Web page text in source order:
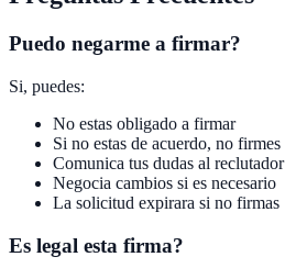
Puedo negarme a firmar?
Si, puedes:
No estas obligado a firmar
Si no estas de acuerdo, no firmes
Comunica tus dudas al reclutador
Negocia cambios si es necesario
La solicitud expirara si no firmas
Es legal esta firma?